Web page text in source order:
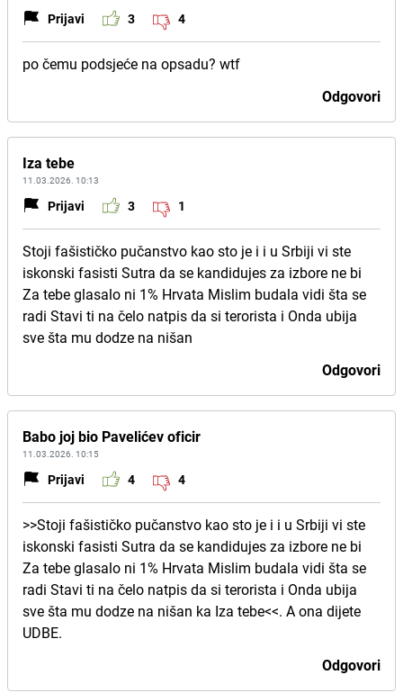
Prijavi 3 4
po čemu podsjeće na opsadu? wtf
Odgovori
Iza tebe
11.03.2026. 10:13
Prijavi 3 1
Stoji fašističko pučanstvo kao sto je i i u Srbiji vi ste
iskonski fasisti Sutra da se kandidujes za izbore ne bi
Za tebe glasalo ni 1% Hrvata Mislim budala vidi šta se
radi Stavi ti na čelo natpis da si terorista i Onda ubija
sve šta mu dodze na nišan
Odgovori
Babo joj bio Pavelićev oficir
11.03.2026. 10:15
Prijavi 4 4
>>Stoji fašističko pučanstvo kao sto je i i u Srbiji vi ste
iskonski fasisti Sutra da se kandidujes za izbore ne bi
Za tebe glasalo ni 1% Hrvata Mislim budala vidi šta se
radi Stavi ti na čelo natpis da si terorista i Onda ubija
sve šta mu dodze na nišan ka Iza tebe<<. A ona dijete
UDBE.
Odgovori